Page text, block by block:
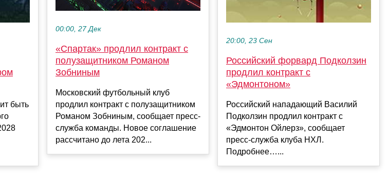
быть
00:00, 27 Дек
«Спартак» продлил контракт с
полузащитником Романом
Зобниным
Московский футбольный клуб
продлил контракт с полузащитником
Романом Зобниным, сообщает пресс-
служба команды. Новое соглашение
рассчитано до лета 202...
20:00, 23 Сен
Российский форвард Подколзин
продлил контракт с
«Эдмонтоном»
Российский нападающий Василий
Подколзин продлил контракт с
«Эдмонтон Ойлерз», сообщает
пресс‑служба клуба НХЛ.
Подробнее…...